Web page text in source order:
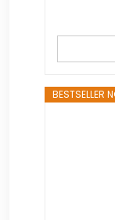
BESTSELLER